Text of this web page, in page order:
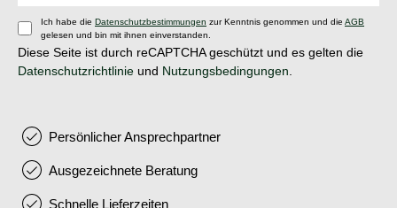
Ich habe die Datenschutzbestimmungen zur Kenntnis genommen und die AGB
gelesen und bin mit ihnen einverstanden.
Diese Seite ist durch reCAPTCHA geschützt und es gelten die
Datenschutzrichtlinie und Nutzungsbedingungen
Persönlicher Ansprechpartner
Ausgezeichnete Beratung
Schnelle Lieferzeiten